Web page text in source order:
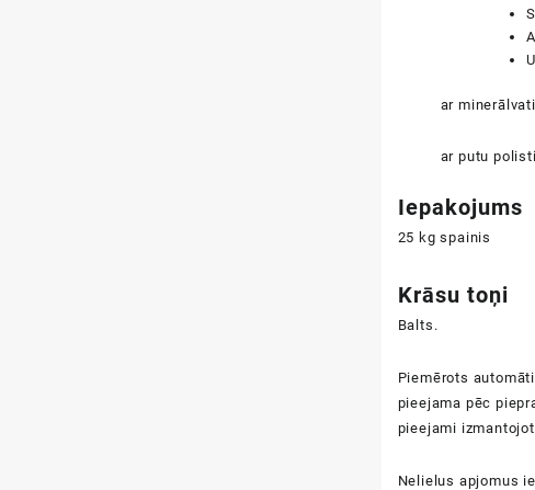
ar
ar putu
Iepakojums
25 kg spainis
Krāsu toņi
Balts.
Piemērots
pieejama pēc
pieejami
Nelielus apjomus